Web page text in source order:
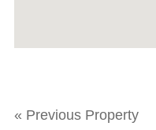
« Previous Property